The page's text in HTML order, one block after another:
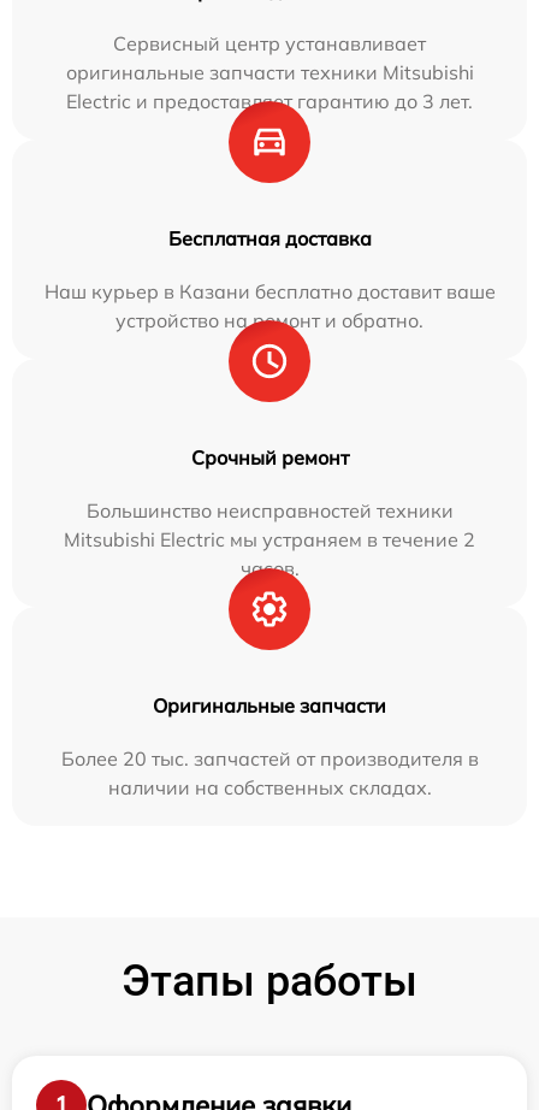
Сервисный центр устанавливает
оригинальные запчасти техники Mitsubishi
Electric и предоставляет гарантию до 3 лет.
Бесплатная доставка
Наш курьер в Казани бесплатно доставит ваше
устройство на ремонт и обратно.
Срочный ремонт
Большинство неисправностей техники
Mitsubishi Electric мы устраняем в течение 2
часов.
Оригинальные запчасти
Более 20 тыс. запчастей от производителя в
наличии на собственных складах.
Этапы работы